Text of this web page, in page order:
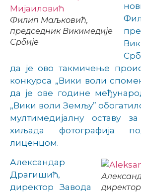
Филип Маљковић,
председник Викимедије
Србије
да је ово такмичење
конкурса „Вики воли
да је ове године
„Вики воли Земљу”
мултимедијалну оставу
хиљада фотографија
лиценцом.
Александар
Драгишић,
директор Завода